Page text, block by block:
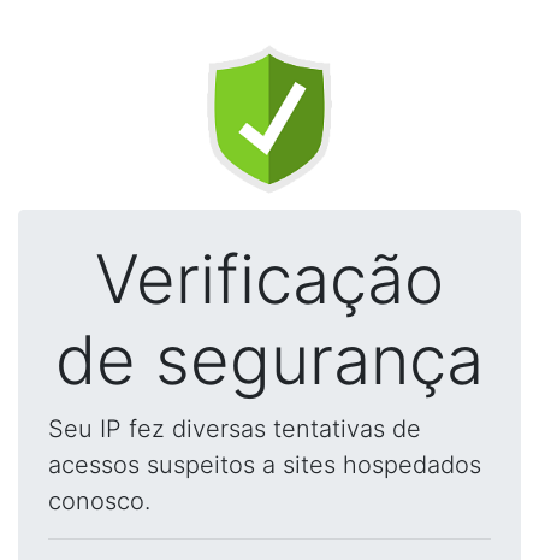
Verificação
de segurança
Seu IP fez diversas tentativas de
acessos suspeitos a sites hospedados
conosco.